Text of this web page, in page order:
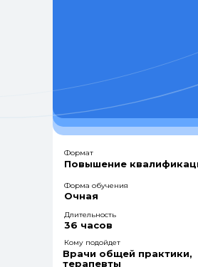
Форма обучения
Очная
Длительность
36 часов
Врачи общей практики,
терапевты
Кому подойдет
Повышение
Формат